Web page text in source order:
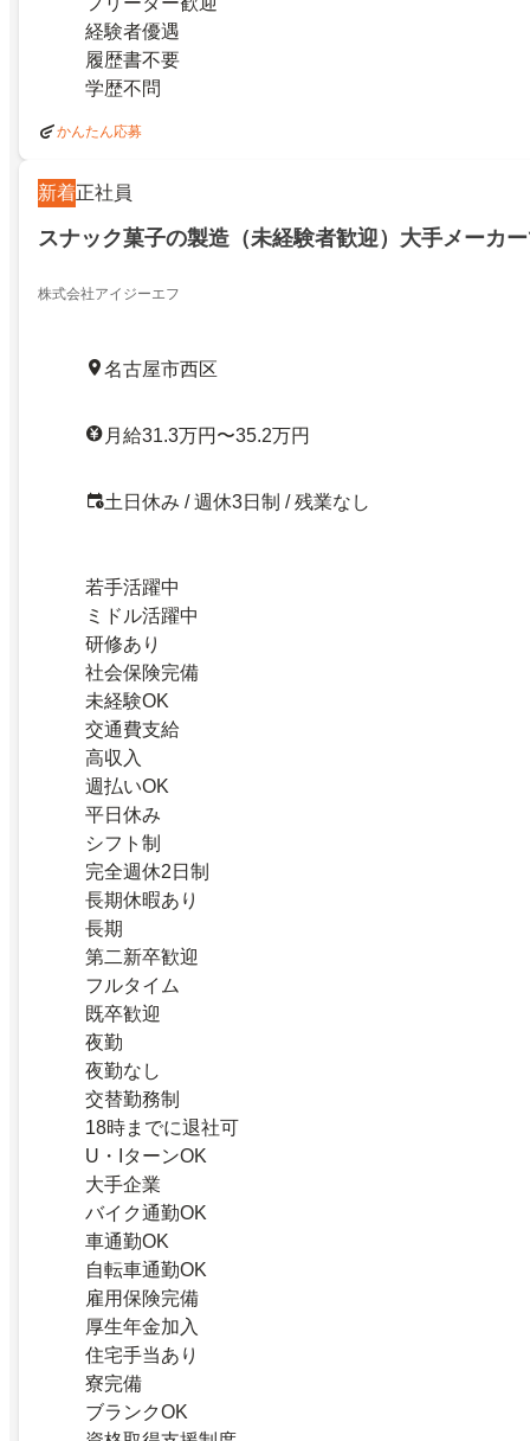
経験者優遇
履歴書不要
学歴不問
かんたん応募
新着正社員
スナック菓子の製造（未経験者歓迎）大手メーカ
株式会社アイジーエフ
名古屋市西区
月給31.3万円〜35.2万円
土日休み / 週休3日制 / 残業なし
若手活躍中
ミドル活躍中
研修あり
社会保険完備
未経験OK
交通費支給
高収入
週払いOK
平日休み
シフト制
完全週休2日制
長期休暇あり
長期
第二新卒歓迎
フルタイム
既卒歓迎
夜勤
夜勤なし
交替勤務制
18時までに退社可
U・IターンOK
大手企業
バイク通勤OK
車通勤OK
自転車通勤OK
雇用保険完備
厚生年金加入
住宅手当あり
寮完備
ブランクOK